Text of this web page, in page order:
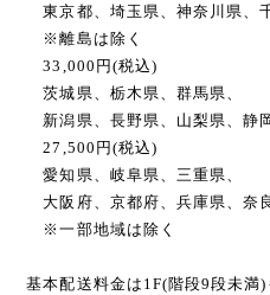
東京都、埼玉県、神奈川県、
※離島は除く
33,000円(税込)
茨城県、栃木県、群馬県、
新潟県、長野県、山梨県、静
27,500円(税込)
愛知県、岐阜県、三重県、
大阪府、京都府、兵庫県、
※一部地域は除く
基本配送料金は1F(階段9段未満